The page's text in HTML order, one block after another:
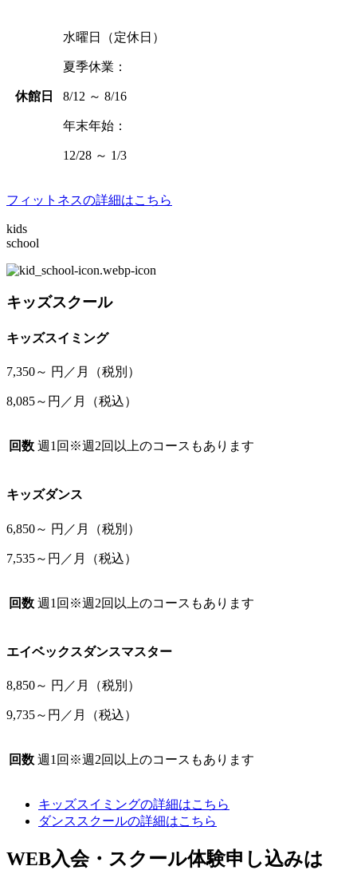
休館日
水曜日（定休日）
夏季休業：
8/12 ～ 8/16
年末年始：
12/28 ～ 1/3
フィットネスの詳細はこちら
kids
school
キッズスクール
キッズスイミング
7,350～ 円／月 （税別）
8,085～円／月 （税込）
回数 週1回 ※週2回以上のコースもあります
キッズダンス
6,850～ 円／月 （税別）
7,535～円／月 （税込）
回数 週1回 ※週2回以上のコースもあります
エイベックスダンスマスター
8,850～ 円／月 （税別）
9,735～円／月 （税込）
回数 週1回 ※週2回以上のコースもあります
キッズスイミングの詳細はこちら
ダンススクールの詳細はこちら
WEB入会・スクール体験申し込みは